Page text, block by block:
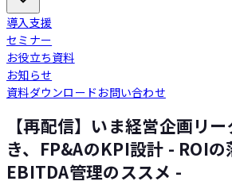
Loglass 経営管理
Loglass 人員計画
Loglass 設備投資計画
導入事例
導入支援
セミナー
お役立ち資料
お知らせ
資料ダウンロードお問い合わせ
【再配信】いま経営企画リ
き、FP&AのKPI設計 - ROIの
EBITDA管理のススメ -